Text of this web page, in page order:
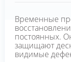
Временные
постоянных.
защищают
видимые